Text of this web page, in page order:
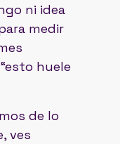
ni idea
medir
huele
de lo
ves